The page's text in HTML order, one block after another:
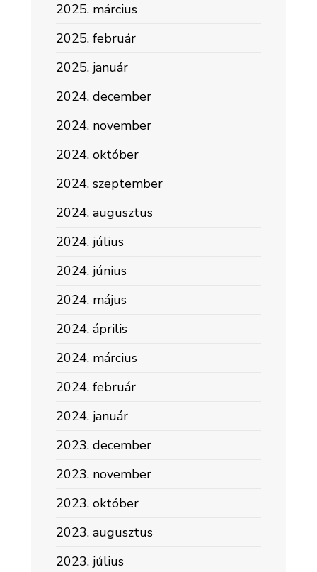
2025. március
2025. február
2025. január
2024. december
2024. november
2024. október
2024. szeptember
2024. augusztus
2024. július
2024. június
2024. május
2024. április
2024. március
2024. február
2024. január
2023. december
2023. november
2023. október
2023. augusztus
2023. július